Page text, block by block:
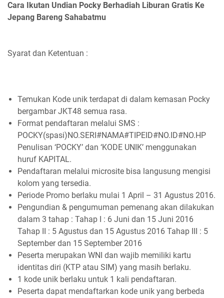
Cara Ikutan Undian Pocky Berhadiah Liburan Gratis Ke
Jepang Bareng Sahabatmu
Syarat dan Ketentuan :
Temukan Kode unik terdapat di dalam kemasan Pocky
bergambar JKT48 semua rasa.
Format pendaftaran melalui SMS :
POCKY(spasi)NO.SERI#NAMA#TIPEID#NO.ID#NO.HP
Penulisan ‘POCKY’ dan ‘KODE UNIK’ menggunakan
huruf KAPITAL.
Pendaftaran melalui microsite bisa langusung mengisi
kolom yang tersedia.
Periode Promo berlaku mulai 1 April – 31 Agustus 2016.
Pengundian & pengumuman pemenang akan dilakukan
dalam 3 tahap : Tahap I : 6 Juni dan 15 Juni 2016
Tahap II : 5 Agustus dan 15 Agustus 2016 Tahap III : 5
September dan 15 September 2016
Peserta merupakan WNI dan wajib memiliki kartu
identitas diri (KTP atau SIM) yang masih berlaku.
1 kode unik berlaku untuk 1 kali pendaftaran.
Peserta dapat mendaftarkan kode unik yang berbeda